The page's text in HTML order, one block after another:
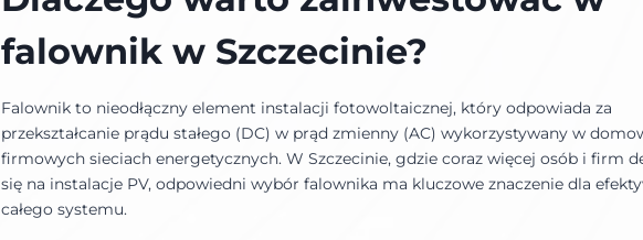
falownik w Szczecinie?
Falownik to nieodłączny element instalacji fotowoltaicznej, który odpowiada za
przekształcanie prądu stałego (DC) w prąd zmienny (AC) wykorzystywany w
firmowych sieciach energetycznych. W Szczecinie, gdzie coraz więcej osób i firm
się na instalacje PV, odpowiedni wybór falownika ma kluczowe znaczenie dla
całego systemu.